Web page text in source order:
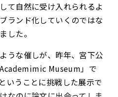
て自然に受け入れられるよ
ランド化していくのではな
した。
うな催しが、昨年、宮下公
Museum」で
いうことに挑戦した展示で